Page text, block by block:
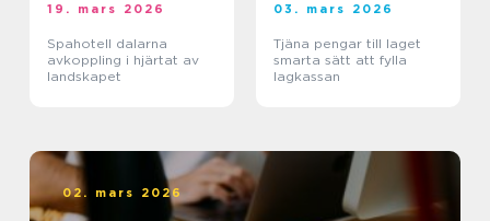
19. mars 2026
Spahotell dalarna
avkoppling i hjärtat av
landskapet
03. mars 2026
Tjäna pengar till laget
smarta sätt att fylla
lagkassan
02. mars 2026